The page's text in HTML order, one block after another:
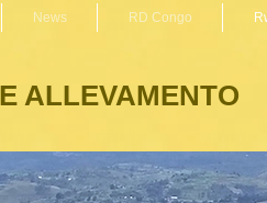
News RD Congo
ALLEVAMENTO